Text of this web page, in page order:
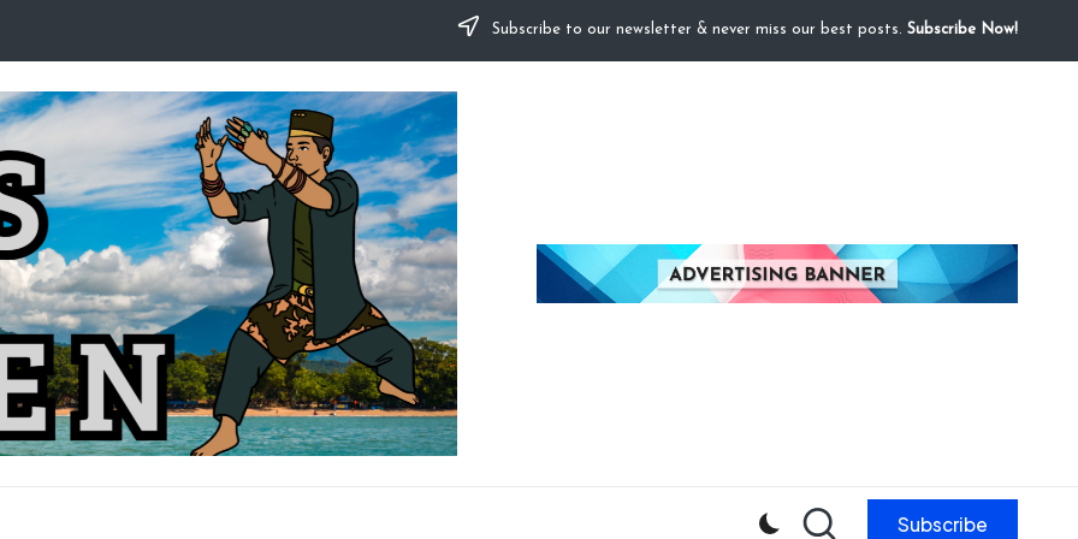
Subscribe to our newsletter & never miss our best posts. Subscribe Now!
Subscribe